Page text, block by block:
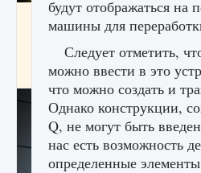
Как исправить ошибку
«Идет сохранение мира —
начать сохранение данных
9 августа 2024 2
будут отображаться на
машины для
Следует отметить,
можно ввести в это
что можно создать и
Однако конструкции,
Q, не могут быть
нас есть возможность
определенные